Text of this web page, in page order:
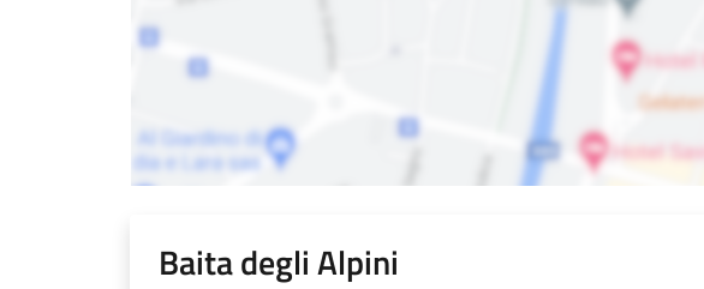
Baita degli Alpini